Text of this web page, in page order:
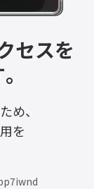
セスを
め、
を